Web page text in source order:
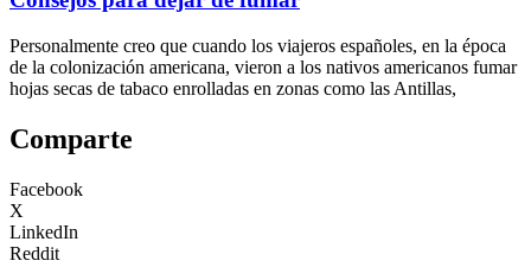
Personalmente creo que cuando los viajeros españoles, en la época
de la colonización americana, vieron a los nativos americanos fumar
hojas secas de tabaco enrolladas en zonas como las Antillas,
Comparte
Facebook
X
LinkedIn
Reddit